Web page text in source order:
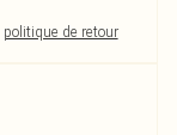
politique de retour